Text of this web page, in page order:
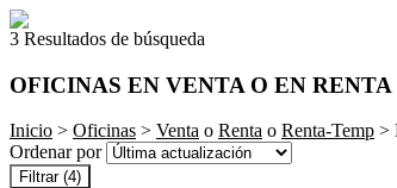
3 Resultados de búsqueda
OFICINAS EN VENTA O EN
Inicio > Oficinas > Venta o Renta o Renta-Temp >
Ordenar por
Filtrar (4)